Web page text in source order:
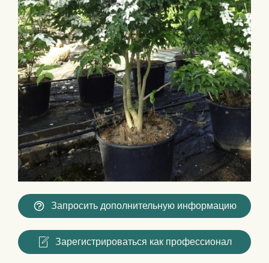
Запросить дополнительную информацию
Зарегистрироваться как профессионал